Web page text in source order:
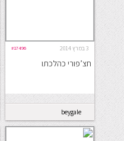
3 במרץ 2014 #17496
חצ’פורי כהלכתו
beygale